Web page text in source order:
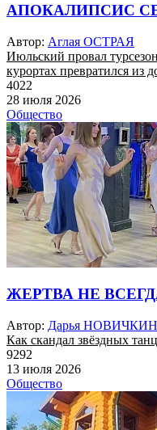
АПОКАЛИПСИС
Автор: Аглая ОСТРАЯ
Июльский провал
курортах превратился из
4022
28 июля 2026
Общество
ЖЕРТВА НЕ
Автор: Дарья
Как скандал звёздных
9292
13 июля 2026
Общество